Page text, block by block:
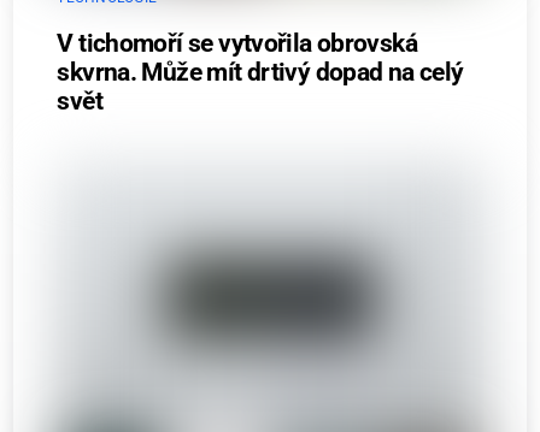
V tichomoří se vytvořila obrovská
skvrna. Může mít drtivý dopad na celý
svět